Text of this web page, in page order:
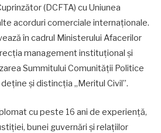
(DCFTA) cu Uniunea
acorduri comerciale internaționale.
în cadrul Ministerului Afacerilor
management instituțional și
Summitului Comunității Politice
și distincția „Meritul Civil”.
cu peste 16 ani de experiență,
bunei guvernări și relațiilor